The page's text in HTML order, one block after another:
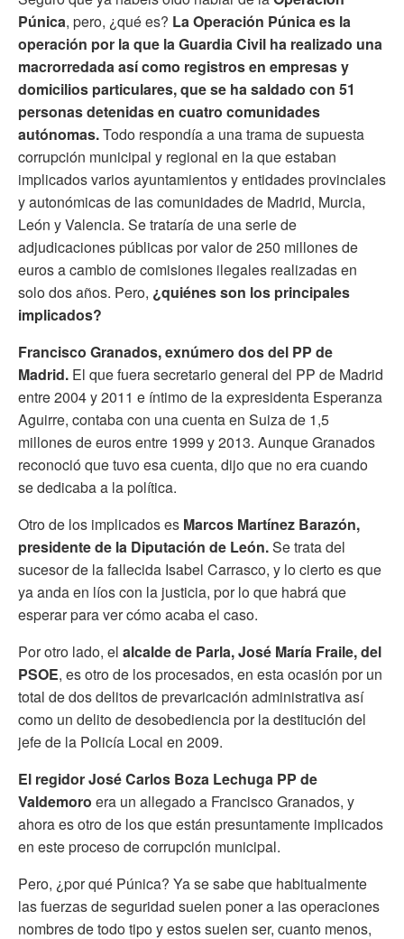
Púnica, pero, ¿qué es? La Operación Púnica es la
operación por la que la Guardia Civil ha realizado una
macrorredada así como registros en empresas y
domicilios particulares, que se ha saldado con 51
personas detenidas en cuatro comunidades
autónomas.Todo respondía a una trama de supuesta
corrupción municipal y regional en la que estaban
implicados varios ayuntamientos y entidades provinciales
y autonómicas de las comunidades de Madrid, Murcia,
León y Valencia. Se trataría de una serie de
adjudicaciones públicas por valor de 250 millones de
euros a cambio de comisiones ilegales realizadas en
solo dos años. Pero, ¿quiénes son los principales
implicados?
Francisco Granados, exnúmero dos del PP de
Madrid. El que fuera secretario general del PP de Madrid
entre 2004 y 2011 e íntimo de la expresidenta Esperanza
Aguirre, contaba con una cuenta en Suiza de 1,5
millones de euros entre 1999 y 2013. Aunque Granados
reconoció que tuvo esa cuenta, dijo que no era cuando
se dedicaba a la política.
Otro de los implicados es Marcos Martínez Barazón,
presidente de la Diputación de León.Se trata del
sucesor de la fallecida Isabel Carrasco, y lo cierto es que
ya anda en líos con la justicia, por lo que habrá que
esperar para ver cómo acaba el caso.
Por otro lado, el alcalde de Parla, José María Fraile, del
PSOE, es otro de los procesados, en esta ocasión por un
total de dos delitos de prevaricación administrativa así
como un delito de desobediencia por la destitución del
jefe de la Policía Local en 2009.
El regidor José Carlos Boza Lechuga PP de
Valdemoro era un allegado a Francisco Granados, y
ahora es otro de los que están presuntamente implicados
en este proceso de corrupción municipal.
Pero, ¿por qué Púnica? Ya se sabe que habitualmente
las fuerzas de seguridad suelen poner a las operaciones
nombres de todo tipo y estos suelen ser, cuanto menos,